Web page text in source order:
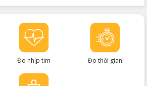
Đo nhịp tim Đo thời gian